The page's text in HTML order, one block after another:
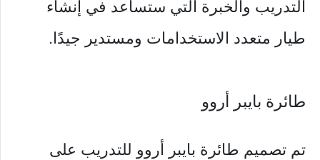
التدريب والخبرة التي ستساعد في إنشاء
طيار متعدد الاستخدامات ومستدير جيدًا.
طائرة بايبر أروو
تم تصميم طائرة بايبر أروو للتدريب على